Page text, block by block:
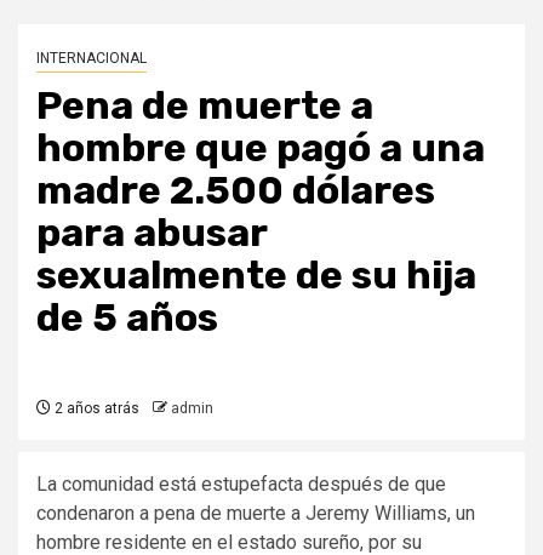
INTERNACIONAL
Pena de muerte a
hombre que pagó a una
madre 2.500 dólares
para abusar
sexualmente de su hija
de 5 años
2 años atrás admin
La comunidad está estupefacta después de que
condenaron a pena de muerte a Jeremy Williams, un
hombre residente en el estado sureño, por su